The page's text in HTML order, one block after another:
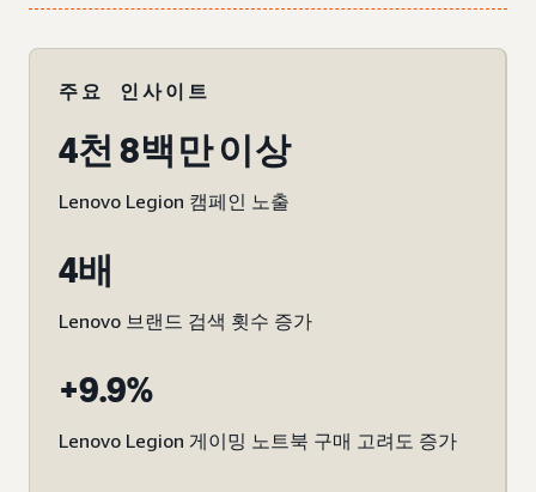
주요 인사이트
4천 8백만 이상
Lenovo Legion 캠페인 노출
4배
Lenovo 브랜드 검색 횟수 증가
+9.9%
Lenovo Legion 게이밍 노트북 구매 고려도 증가